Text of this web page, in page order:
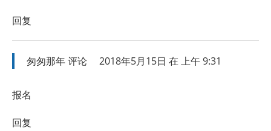
回复
匆匆那年评论 2018年5月15日 在 上午 9:31
报名
回复